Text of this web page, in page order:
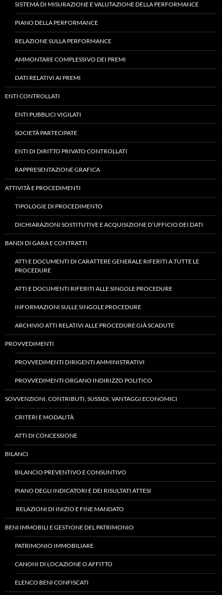
SISTEMA DI MISURAZIONE E VALUTAZIONE DELLA PERFORMANCE
PIANO DELLA PERFORMANCE
RELAZIONE SULLA PERFORMANCE
AMMONTARE COMPLESSIVO DEI PREMI
DATI RELATIVI AI PREMI
ENTI CONTROLLATI
ENTI PUBBLICI VIGILATI
SOCIETÀ PARTECIPATE
ENTI DI DIRITTO PRIVATO CONTROLLATI
RAPPRESENTAZIONE GRAFICA
ATTIVITÀ E PROCEDIMENTI
TIPOLOGIE DI PROCEDIMENTO
DICHIARAZIONI SOSTITUTIVE E ACQUISIZIONE D’UFFICIO DEI DATI
BANDI DI GARA E CONTRATTI
ATTI E DOCUMENTI DI CARATTERE GENERALE RIFERITI A TUTTE LE
PROCEDURE
ATTI E DOCUMENTI RIFERITI ALLE SINGOLE PROCEDURE
INFORMAZIONI SULLE SINGOLE PROCEDURE
ARCHIVIO ATTI RELATIVI ALLE PROCEDURE GIÀ SCADUTE
PROVVEDIMENTI
PROVVEDIMENTI DIRIGENTI AMMINISTRATIVI
PROVVEDIMENTI ORGANO INDIRIZZO POLITICO
SOVVENZIONI, CONTRIBUTI, SUSSIDI, VANTAGGI ECONOMICI
CRITERI E MODALITÀ
ATTI DI CONCESSIONE
BILANCI
BILANCIO PREVENTIVO E CONSUNTIVO
PIANO DEGLI INDICATORI E DEI RISULTATI ATTESI
RELAZIONI DI INIZIO E FINE MANDATO
BENI IMMOBILI E GESTIONE DEL PATRIMONIO
PATRIMONIO IMMOBILIARE
CANONI DI LOCAZIONE O AFFITTO
ELENCO BENI CONFISCATI